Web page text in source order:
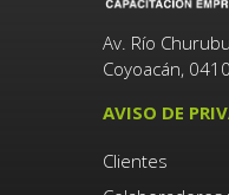
Av. Río
Coyoacán,
AVISO DE
Clientes